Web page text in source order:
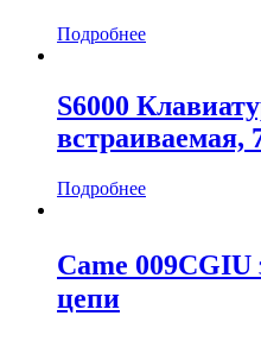
Подробнее
S6000
встраиваемая,
Подробнее
Came
цепи